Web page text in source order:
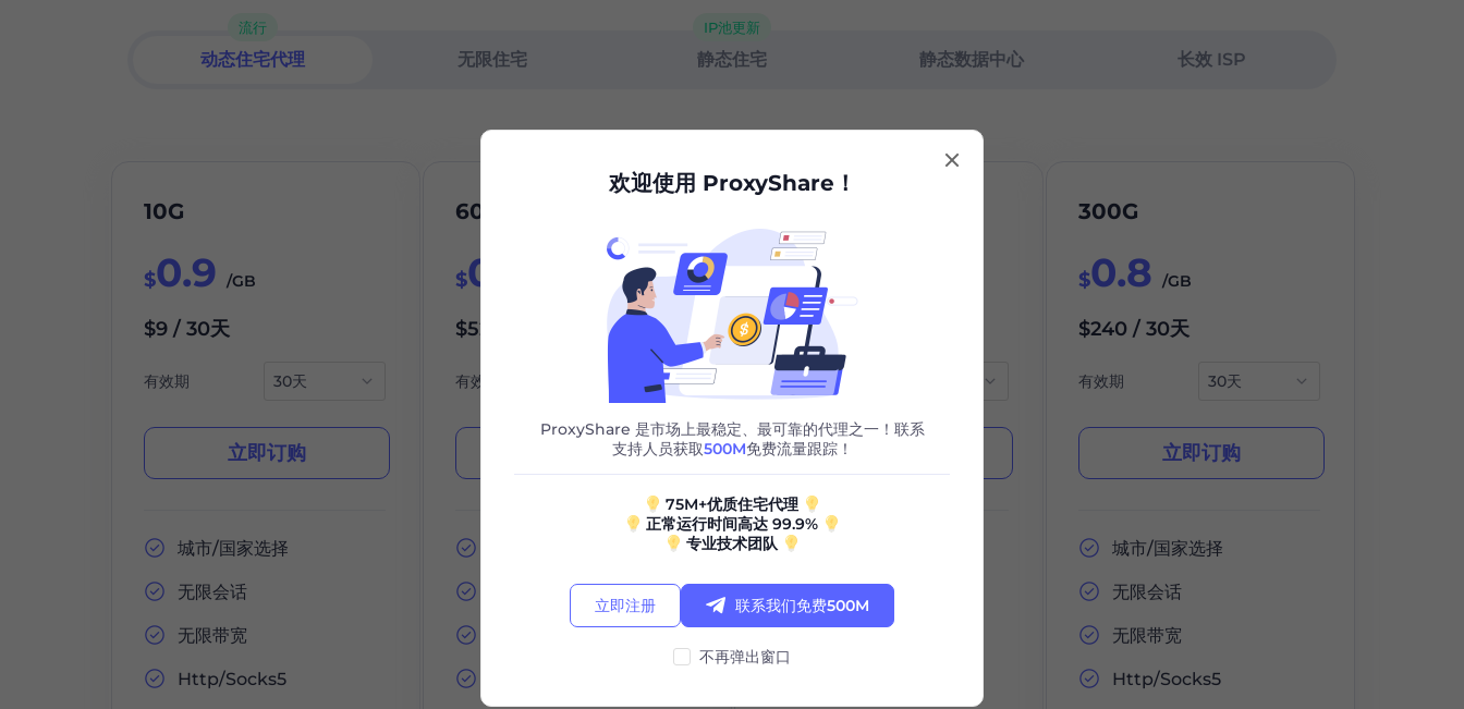
住宅代理
流行
无限住宅 静态住宅
IP池更新
静态数据中心 长效 ISP
动态住宅代理
10G
$0.9 /GB
$9 / 30天
有效期
立即订购
城市/国家选择
无限会话
无限带宽
Http/Socks5
60G
$0.87
$52 / 30天
有效期
立即订购
0.85
$85 / 30天
有效期
300G
$0.8 /GB
$240 / 30天
有效期
立即订购
城市/国家选择
无限会话
无限带宽
Http/Socks5
欢迎使用 ProxyShare！
ProxyShare 是市场上最稳定、最可靠的代理之一！联系
支持人员获取500M免费流量跟踪！
75M+优质住宅代理
正常运行时间高达 99.9%
专业技术团队
立即注册 联系我们免费500M
不再弹出窗口